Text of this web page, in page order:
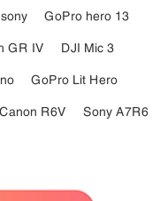
GoPro hero 13
GR IV
DJI Mic 3
GoPro Lit Hero
Canon R6V
Sony A7R6